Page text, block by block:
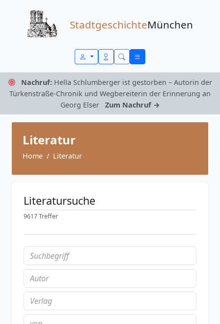
StadtgeschichteMünchen
Nachruf: Hella Schlumberger ist gestorben – Autorin der
Türkenstraße-Chronik und Wegbereiterin der Erinnerung an
Georg Elser
Zum Nachruf →
Literatur
Home Literatur
Literatursuche
9617 Treffer